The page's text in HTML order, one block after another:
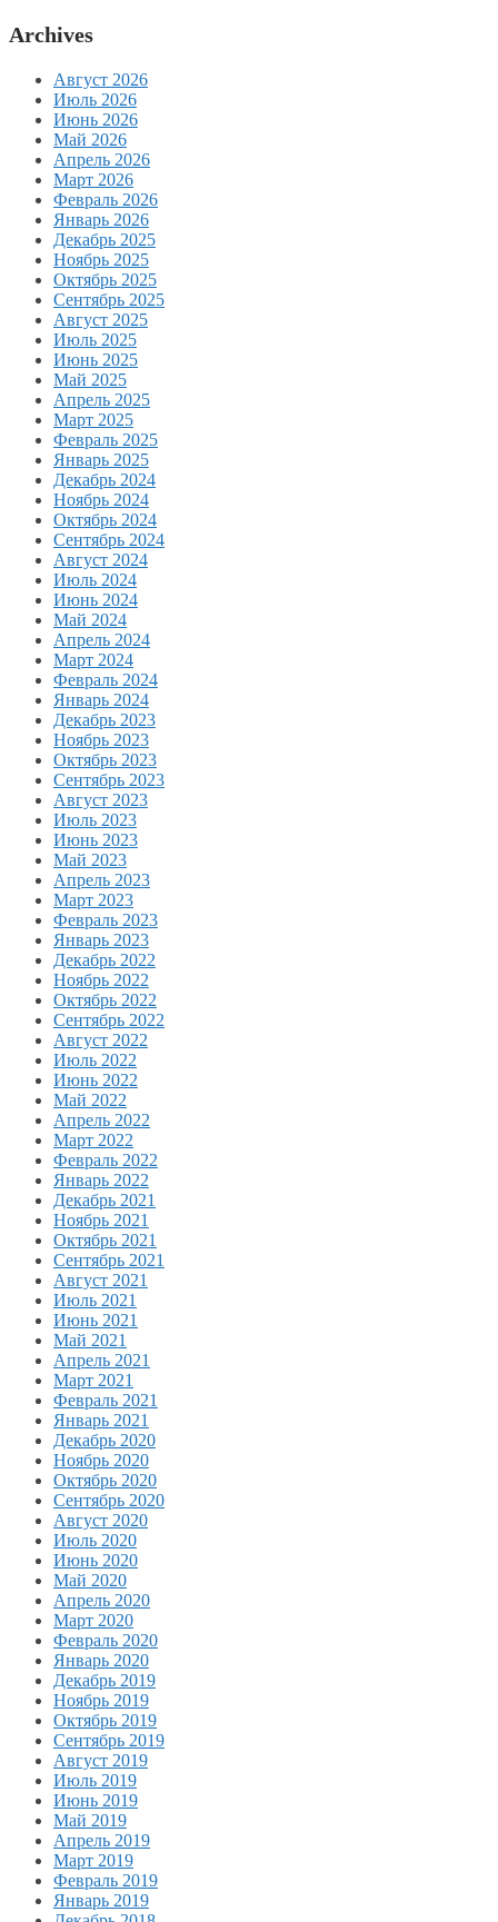
Archives
Август 2026
Июль 2026
Июнь 2026
Май 2026
Апрель 2026
Март 2026
Февраль 2026
Январь 2026
Декабрь 2025
Ноябрь 2025
Октябрь 2025
Сентябрь 2025
Август 2025
Июль 2025
Июнь 2025
Май 2025
Апрель 2025
Март 2025
Февраль 2025
Январь 2025
Декабрь 2024
Ноябрь 2024
Октябрь 2024
Сентябрь 2024
Август 2024
Июль 2024
Июнь 2024
Май 2024
Апрель 2024
Март 2024
Февраль 2024
Январь 2024
Декабрь 2023
Ноябрь 2023
Октябрь 2023
Сентябрь 2023
Август 2023
Июль 2023
Июнь 2023
Май 2023
Апрель 2023
Март 2023
Февраль 2023
Январь 2023
Декабрь 2022
Ноябрь 2022
Октябрь 2022
Сентябрь 2022
Август 2022
Июль 2022
Июнь 2022
Май 2022
Апрель 2022
Март 2022
Февраль 2022
Январь 2022
Декабрь 2021
Ноябрь 2021
Октябрь 2021
Сентябрь 2021
Август 2021
Июль 2021
Июнь 2021
Май 2021
Апрель 2021
Март 2021
Февраль 2021
Январь 2021
Декабрь 2020
Ноябрь 2020
Октябрь 2020
Сентябрь 2020
Август 2020
Июль 2020
Июнь 2020
Май 2020
Апрель 2020
Март 2020
Февраль 2020
Январь 2020
Декабрь 2019
Ноябрь 2019
Октябрь 2019
Сентябрь 2019
Август 2019
Июль 2019
Июнь 2019
Май 2019
Апрель 2019
Март 2019
Февраль 2019
Январь 2019